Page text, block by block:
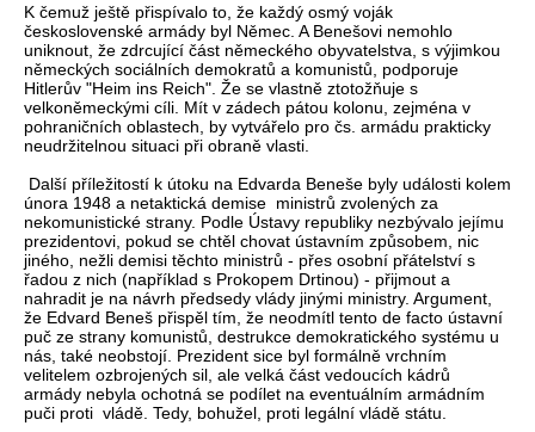
K čemuž ještě přispívalo to, že každý osmý voják
československé armády byl Němec. A Benešovi nemohlo
uniknout, že zdrcující část německého obyvatelstva, s výjimkou
německých sociálních demokratů a komunistů, podporuje
Hitlerův "Heim ins Reich". Že se vlastně ztotožňuje s
velkoněmeckými cíli. Mít v zádech pátou kolonu, zejména v
pohraničních oblastech, by vytvářelo pro čs. armádu prakticky
neudržitelnou situaci při obraně vlasti.
Další příležitostí k útoku na Edvarda Beneše byly události kolem
února 1948 a netaktická demise ministrů zvolených za
nekomunistické strany. Podle Ústavy republiky nezbývalo jejímu
prezidentovi, pokud se chtěl chovat ústavním způsobem, nic
jiného, nežli demisi těchto ministrů - přes osobní přátelství s
řadou z nich (například s Prokopem Drtinou) - přijmout a
nahradit je na návrh předsedy vlády jinými ministry. Argument,
že Edvard Beneš přispěl tím, že neodmítl tento de facto ústavní
puč ze strany komunistů, destrukce demokratického systému u
nás, také neobstojí. Prezident sice byl formálně vrchním
velitelem ozbrojených sil, ale velká část vedoucích kádrů
armády nebyla ochotná se podílet na eventuálním armádním
puči proti vládě. Tedy, bohužel, proti legální vládě státu.